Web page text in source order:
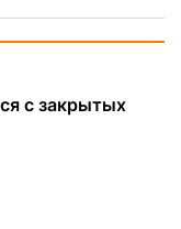
с закрытых